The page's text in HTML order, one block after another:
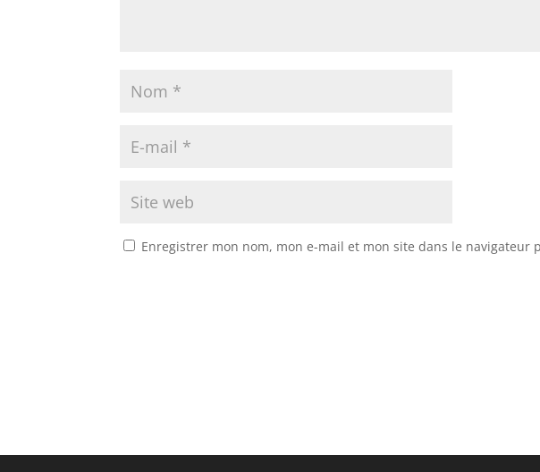
Enregistrer mon nom, mon e-mail et mon site dans le navigateur